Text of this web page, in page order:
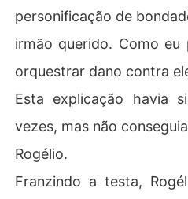
personificação de
irmão querido. Como eu
orquestrar dano contra
Esta explicação havia
vezes, mas não
Rogélio.
Franzindo a testa,